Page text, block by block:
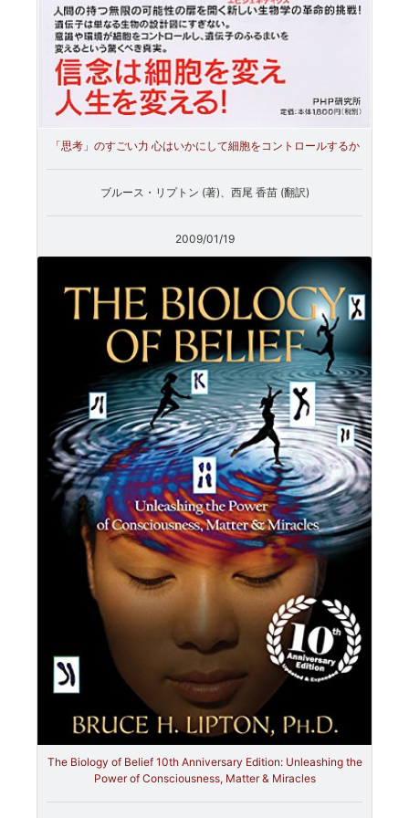
「思考」のすごい力 心はいかにして細胞をコントロールするか
ブルース・リプトン (著)、西尾 香苗 (翻訳)
2009/01/19
The Biology of Belief 10th Anniversary Edition: Unleashing the
Power of Consciousness, Matter & Miracles